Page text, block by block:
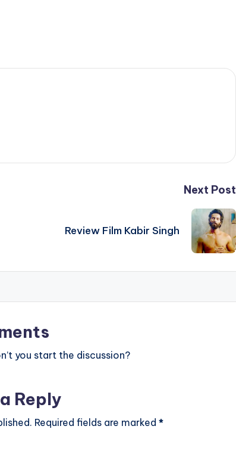
Next Post
Review Film Kabir Singh
you start the discussion?
Reply
Required fields are marked *